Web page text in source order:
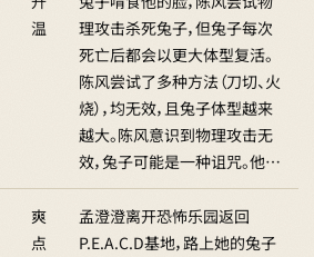
温
理攻击杀死兔子，但兔子每次
死亡后都会以更大体型复活。
陈风尝试了多种方法（刀切、火
烧），均无效，且兔子体型越来
越大。陈风意识到物理攻击无
效，兔子可能是一种诅咒。他…
爽
点
孟澄澄离开恐怖乐园返回
P.E.A.C.D基地，路上她的兔子